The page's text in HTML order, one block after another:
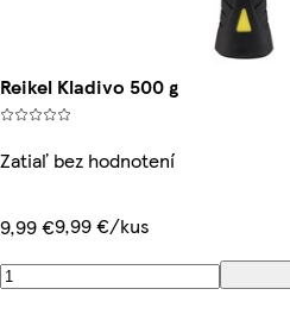
Reikel Kladivo 500 g
Zatiaľ bez hodnotení
9,99 €9,99 €/kus